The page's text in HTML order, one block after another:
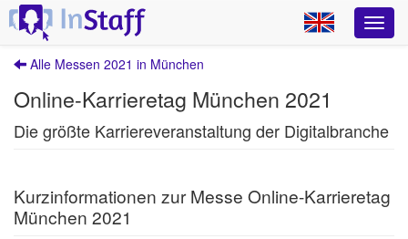
Alle Messen 2021 in München
Online-Karrieretag München 2021
Die größte Karriereveranstaltung der Digitalbranche
Kurzinformationen zur Messe Online-Karrieretag
München 2021